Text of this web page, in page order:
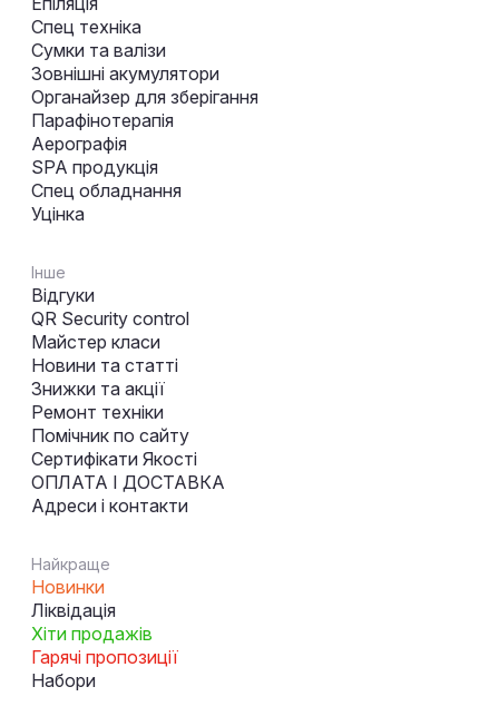
Спец техніка
Сумки та валізи
Зовнішні акумулятори
Органайзер для зберігання
Парафінотерапія
Аерографія
SPA продукція
Спец обладнання
Уцінка
Інше
Відгуки
QR Security control
Майстер класи
Новини та статті
Знижки та акції
Ремонт техніки
Помічник по сайту
Сертифікати Якості
ОПЛАТА І ДОСТАВКА
Адреси і контакти
Найкраще
Новинки
Ліквідація
Хіти продажів
Гарячі пропозиції
Набори